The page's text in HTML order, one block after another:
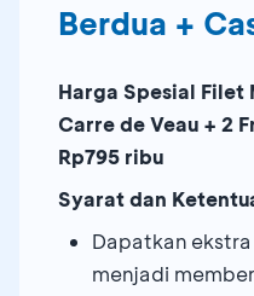
Berdua +
Harga Spesial
Carre de Veau + 2
Rp795 ribu
Syarat dan
Dapatkan ekstra
menjadi